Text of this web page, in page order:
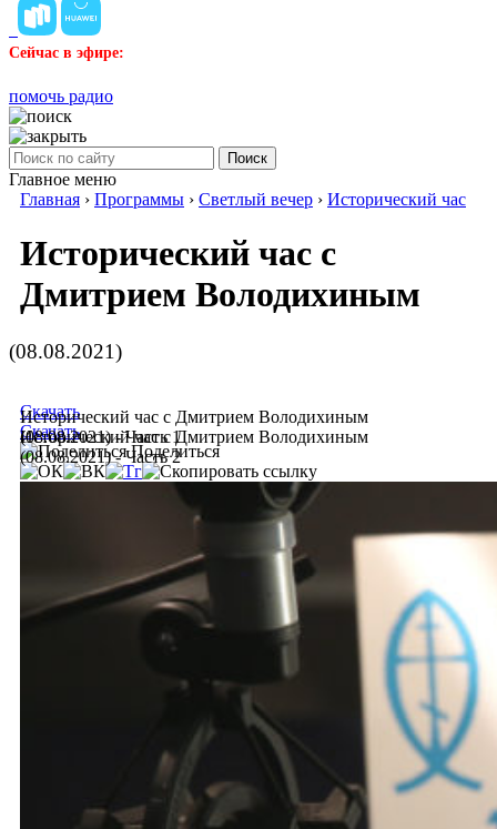
Сейчас в эфире:
помочь радио
Поиск
Главное меню
Главная › Программы › Светлый вечер › Исторический час
Исторический час с
Дмитрием Володихиным
(08.08.2021)
Исторический час с Дмитрием Володихиным
(08.08.2021) - Часть 1
Скачать
Исторический час с Дмитрием Володихиным
(08.08.2021) - Часть 2
Скачать
Поделиться